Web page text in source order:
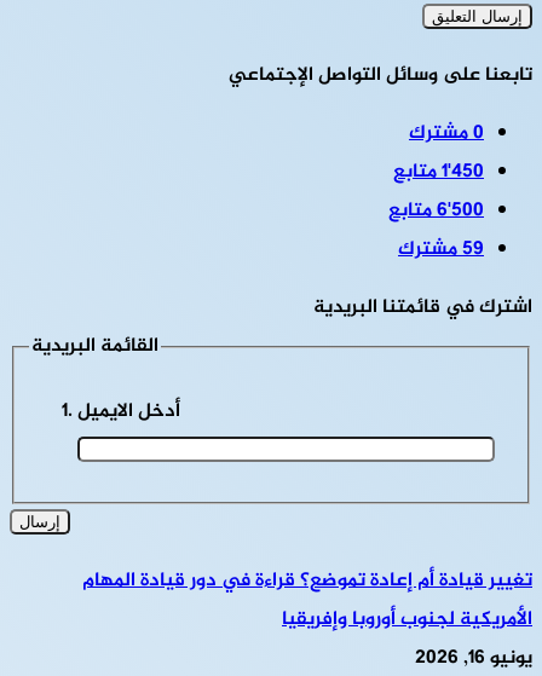
تابعنا على وسائل التواصل الإجتماعي
0مشترك
1٬450متابع
6٬500متابع
59مشترك
اشترك في قائمتنا البريدية
القائمة البريدية
تغيير قيادة أم إعادة تموضع؟ قراءة في دور قيادة المهام
الأمريكية لجنوب أوروبا وإفريقيا
يونيو 16, 2026